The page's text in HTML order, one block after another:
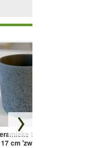
Sierpot
cm 'zwart'